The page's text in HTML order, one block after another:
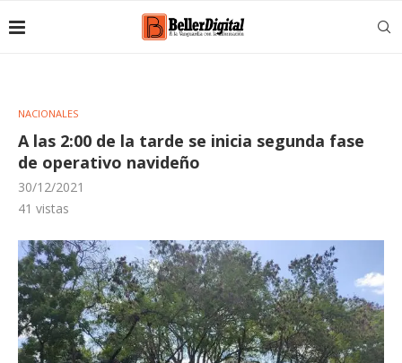
NACIONALES
A las 2:00 de la tarde se inicia segunda fase
de operativo navideño
30/12/2021
41 vistas